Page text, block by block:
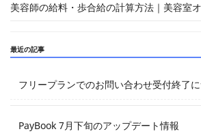
美容師の給料・歩合給の計算方法｜美容室
最近の記事
フリープランでのお問い合わせ受付終了
PayBook 7月下旬のアップデート情報